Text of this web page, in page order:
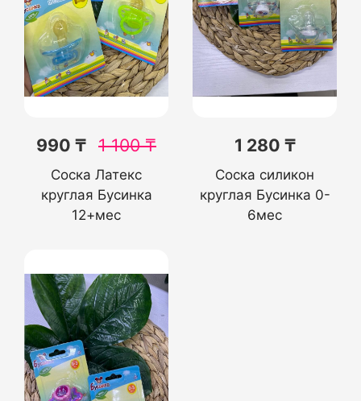
990 ₸ 1 100₸
Соска Латекс
круглая Бусинка
12+мес
1 280 ₸
Соска силикон
круглая Бусинка 0-
6мес